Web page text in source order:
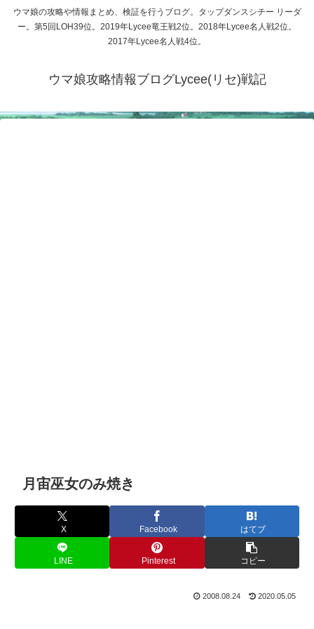
ウマ娘の攻略や情報まとめ、検証を行うブログ。タップダンスシチー リーダ
ー。第5回LOH39位。2019年Lycee竜王戦2位。2018年Lycee名人戦2位。
2017年Lycee名人戦4位。
ウマ娘攻略情報ブログLycee(リセ)戦記
月宙巫女のみ焼き
X Facebook はてブ
LINE Pinterest コピー
2008.08.24 2020.05.05